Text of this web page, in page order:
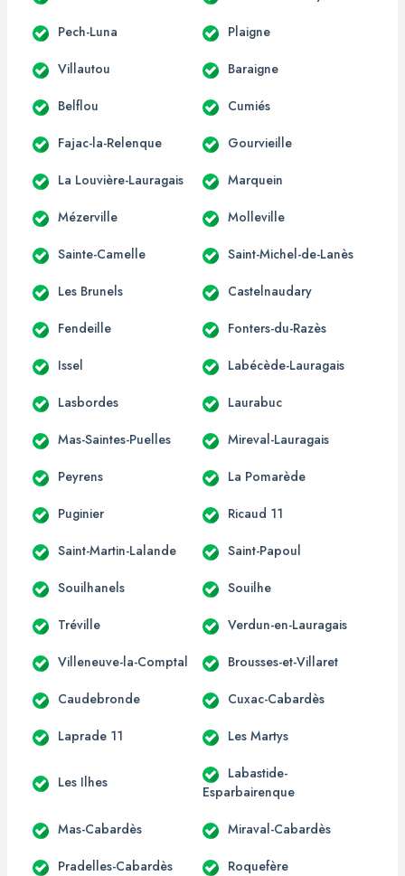
Pech-Luna Plaigne
Villautou Baraigne
Belflou Cumiés
Fajac-la-Relenque Gourvieille
La Louvière-Lauragais Marquein
Mézerville Molleville
Sainte-Camelle Saint-Michel-de-Lanès
Les Brunels Castelnaudary
Fendeille Fonters-du-Razès
Issel Labécède-Lauragais
Lasbordes Laurabuc
Mas-Saintes-Puelles Mireval-Lauragais
Peyrens La Pomarède
Puginier Ricaud 11
Saint-Martin-Lalande Saint-Papoul
Souilhanels Souilhe
Tréville Verdun-en-Lauragais
Villeneuve-la-Comptal Brousses-et-Villaret
Caudebronde Cuxac-Cabardès
Laprade 11 Les Martys
Les Ilhes
Labastide-
Esparbairenque
Mas-Cabardès Miraval-Cabardès
Pradelles-Cabardès Roquefère